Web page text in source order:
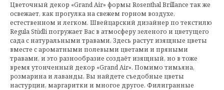
Цветочный декор «Grand Air» формы Rosenthal Brillance так же
освежает, как прогулка на свежем горном воздухе,
естественном и легком. Швейцарский дизайнер по текстилю
Regula Stüdli погружает Вас в атмосферу зеленого и цветущего
сада с натуральными травами. Здесь растут изящные цветы
вместе с ароматными полевыми цветами и пряными
травами, и это разнообразие создаёт изящный, но в тоже
время утонченный декор «Grand Air». Помимо тимьяна,
розмарина и лаванды, Вы найдете съедобные цветы
настурции, маргаритки и многое другое. Филигранные